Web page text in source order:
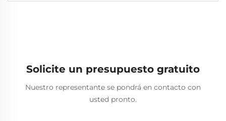
Solicite un presupuesto gratuito
Nuestro representante se pondrá en contacto con
usted pronto.